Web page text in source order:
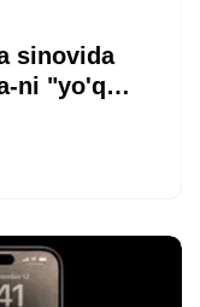
sinovida
ni "yo'q